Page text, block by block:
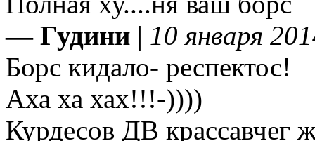
— Гудини | 10 января
Борс кидало- респектос!
Аха ха хах!!!-))))
Курдесов ДВ крассавчег